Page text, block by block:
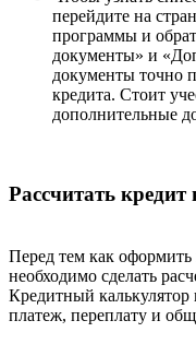
перейдите на
программы и
документы» и
документы точно
кредита. Стоит
дополнительные
Рассчитать
Перед тем как
необходимо сделать
Кредитный
платеж, переплату и